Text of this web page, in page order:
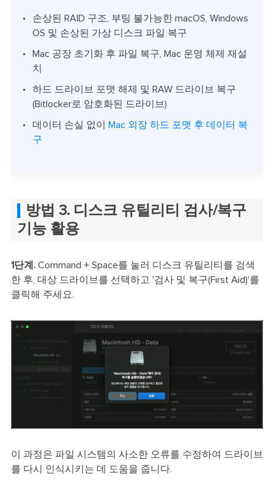
손상된 RAID 구조, 부팅 불가능한 macOS, Windows
OS 및 손상된 가상 디스크 파일 복구
Mac 공장 초기화 후 파일 복구, Mac 운영 체제 재설
치
하드 드라이브 포맷 해제 및 RAW 드라이브 복구
(Bitlocker로 암호화된 드라이브)
데이터 손실 없이
Mac 외장 하드 포맷 후 데이터 복
구
방법 3. 디스크 유틸리티 검사/복구
기능 활용
1단계. Command + Space를 눌러 디스크 유틸리티를 검색
한 후, 대상 드라이브를 선택하고 '검사 및 복구(First Aid)'를
클릭해 주세요.
이 과정은 파일 시스템의 사소한 오류를 수정하여 드라이브
를 다시 인식시키는 데 도움을 줍니다.